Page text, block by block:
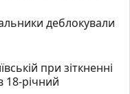
деблокували
при зіткненні
18-річний